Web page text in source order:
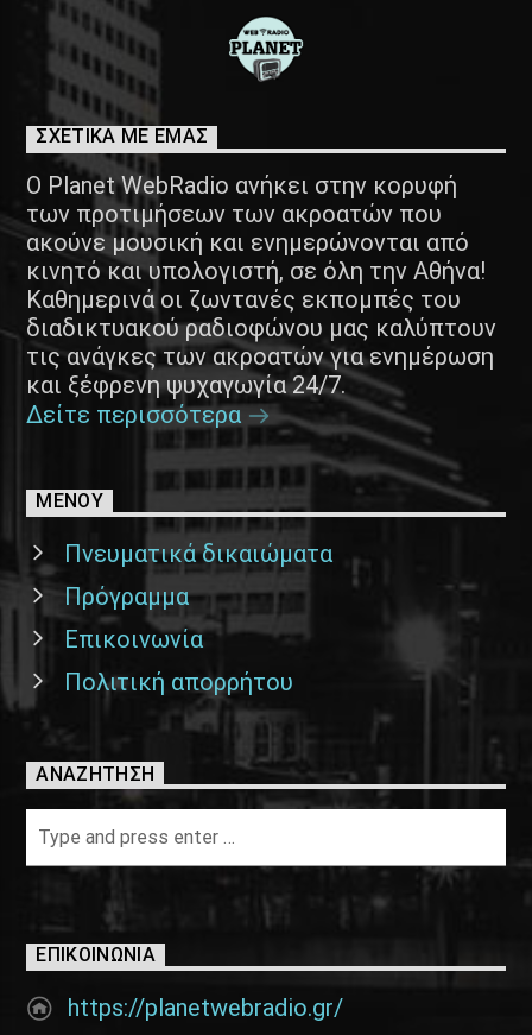
ΣΧΕΤΙΚΑ ΜΕ ΕΜΑΣ
Ο Planet WebRadio ανήκει στην κορυφή
των προτιμήσεων των ακροατών που
ακούνε μουσική και ενημερώνονται από
κινητό και υπολογιστή, σε όλη την Αθήνα!
Καθημερινά οι ζωντανές εκπομπές του
διαδικτυακού ραδιοφώνου μας καλύπτουν
τις ανάγκες των ακροατών για ενημέρωση
και ξέφρενη ψυχαγωγία 24/7.
Δείτε περισσότερα
ΜΕΝΟΥ
Πνευματικά δικαιώματα
Πρόγραμμα
Επικοινωνία
Πολιτική απορρήτου
ΑΝΑΖΉΤΗΣΗ
ΕΠΙΚΟΙΝΩΝΊΑ
https://planetwebradio.gr/